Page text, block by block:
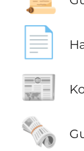
📄
📰
🗞️